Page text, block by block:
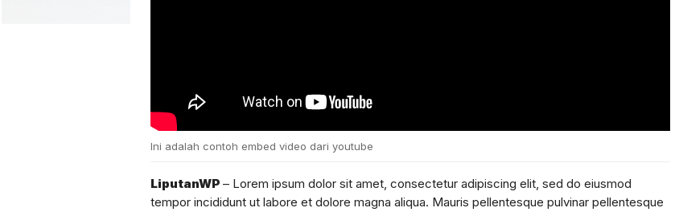
Ini adalah contoh embed video dari youtube
LiputanWP – Lorem ipsum dolor sit amet, consectetur adipiscing elit, sed do eiusmod
tempor incididunt ut labore et dolore magna aliqua. Mauris pellentesque pulvinar pellentesque